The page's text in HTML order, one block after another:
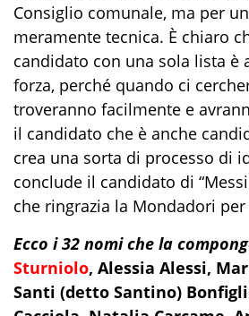
Consiglio comunale, ma per
meramente tecnica. È chiaro
candidato con una sola lista è
forza, perché quando ci
troveranno facilmente e
il candidato che è anche
crea una sorta di processo di
conclude il candidato di
che ringrazia la Mondadori per
Ecco i 32 nomi che la
Sturniolo, Alessia Alessi,
Santi (detto Santino)